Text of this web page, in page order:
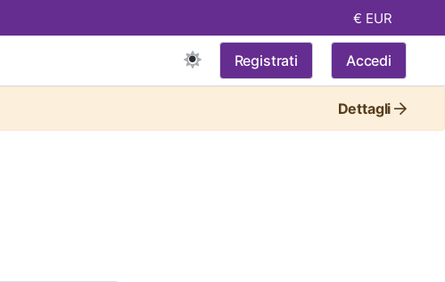
€ EUR
Registrati Accedi
Dettagli